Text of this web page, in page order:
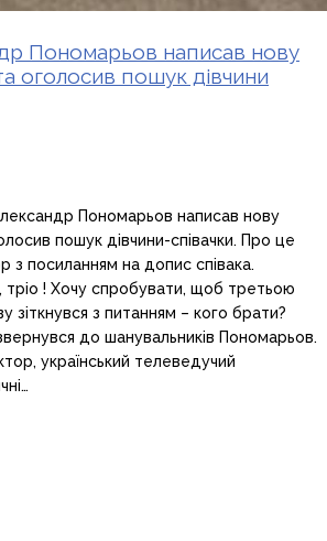
Пономарьов написав нову
оголосив пошук дівчини
Пономарьов написав нову
пошук дівчини-співачки. Про це
з посиланням на допис співака.
тріо ! Хочу спробувати, щоб третьою
зіткнувся з питанням – кого брати?
до шанувальників Пономарьов.
український телеведучий